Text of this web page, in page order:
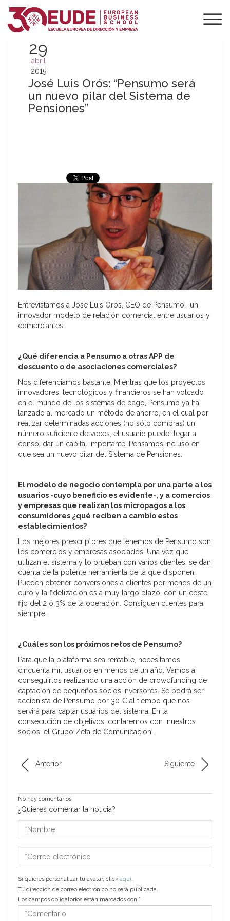
29
abril
2015
José Luis Orós: “Pensumo será
un nuevo pilar del Sistema de
Pensiones”
Entrevistamos a José Luis Orós, CEO de Pensumo, un
innovador modelo de relación comercial entre usuarios y
comerciantes.
¿Qué diferencia a Pensumo a otras APP de
descuento o de asociaciones comerciales?
Nos diferenciamos bastante. Mientras que los proyectos
innovadores, tecnológicos y financieros se han volcado
en el mundo de los sistemas de pago, Pensumo ya ha
lanzado al mercado un método de ahorro, en el cual por
realizar determinadas acciones (no sólo compras) un
número suficiente de veces, el usuario puede llegar a
consolidar un capital importante. Pensamos incluso en
que sea un nuevo pilar del Sistema de Pensiones.
El modelo de negocio contempla por una parte a los
usuarios -cuyo beneficio es evidente-, y a comercios
y empresas que realizan los micropagos a los
consumidores ¿qué reciben a cambio estos
establecimientos?
Los mejores prescriptores que tenemos de Pensumo son
los comercios y empresas asociados. Una vez que
utilizan el sistema y lo prueban con varios clientes, se dan
cuenta de la potente herramienta de la que disponen.
Pueden obtener conversiones a clientes por menos de un
euro y la fidelización es a muy largo plazo, con un coste
fijo del 2 ó 3% de la operación. Consiguen clientes para
siempre.
¿Cuáles son los próximos retos de Pensumo?
Para que la plataforma sea rentable, necesitamos
cincuenta mil usuarios en menos de un año. Vamos a
conseguirlos realizando una acción de crowdfunding de
captación de pequeños socios inversores. Se podrá ser
accionista de Pensumo por 30 € al tiempo que nos
servirá para captar usuarios del sistema. En la
consecución de objetivos, contaremos con nuestros
socios, el Grupo Zeta de Comunicación.
Anterior Siguiente
No hay comentarios
¿Quieres comentar la noticia?
*Nombre
*Correo
electrónico
Si quieres personalizar tu avatar, click aquí.
Tu dirección de correo electrónico no será publicada.
Los campos obligatorios están marcados con *
*Comentario